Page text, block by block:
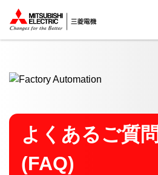
ここから本文
よくあるご質問
(FAQ)